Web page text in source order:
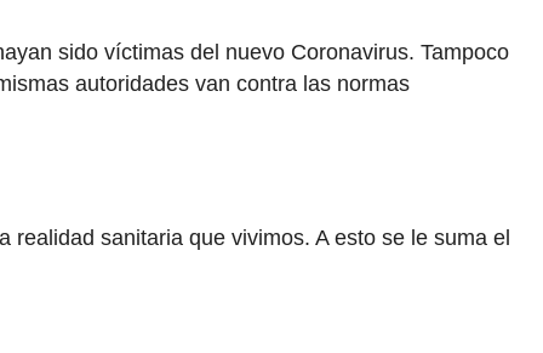
sido víctimas del nuevo Coronavirus. Tampoco
autoridades van contra las normas
sanitaria que vivimos. A esto se le suma el